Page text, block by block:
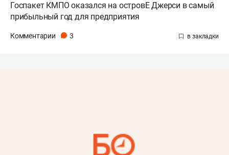
Госпакет КМПО оказался на островЕ Джерси в самый
прибыльный год для предприятия
Комментарии 3